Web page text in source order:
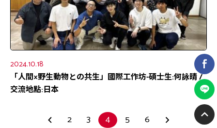
2024.10.18
「人間×野生動物との共生」國際工作坊-碩士生:何詠晴 /
交流地點:日本
2 3 4 5 6